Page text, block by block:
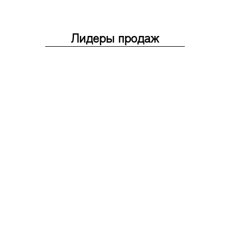
Лидеры продаж